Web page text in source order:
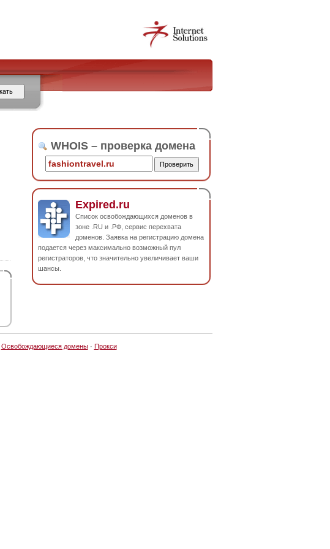
WHOIS – проверка домена
Expired.ru
Список освобождающихся доменов в
зоне .RU и .РФ, сервис перехвата
доменов. Заявка на регистрацию домена
подается через максимально возможный пул
регистраторов, что значительно увеличивает ваши
шансы.
Освобождающиеся домены· Прокси